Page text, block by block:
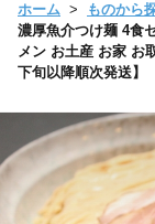
ホーム ものから
濃厚魚介つけ麺 4食
メン お土産 お家 お
下旬以降順次発送】